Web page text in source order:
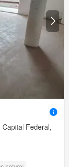
Federal,